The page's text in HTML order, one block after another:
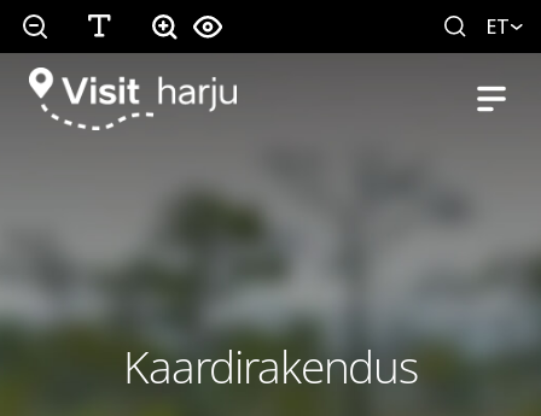
ET
Kaardirakendus